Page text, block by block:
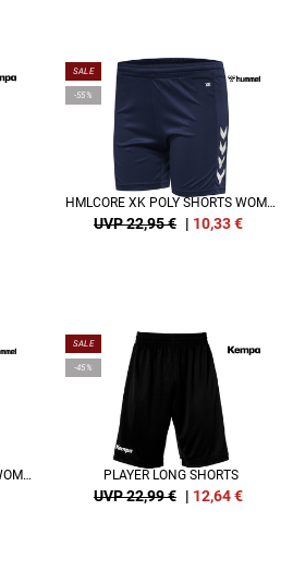
SALE
-55%
HMLCORE XK POLY SHORTS WOMAN
UVP 22,95 € | 10,33€
HMLCORE XK POLY SHORTS WOMAN
SALE
-45%
PLAYER LONG SHORTS
UVP 22,99 € | 12,64€